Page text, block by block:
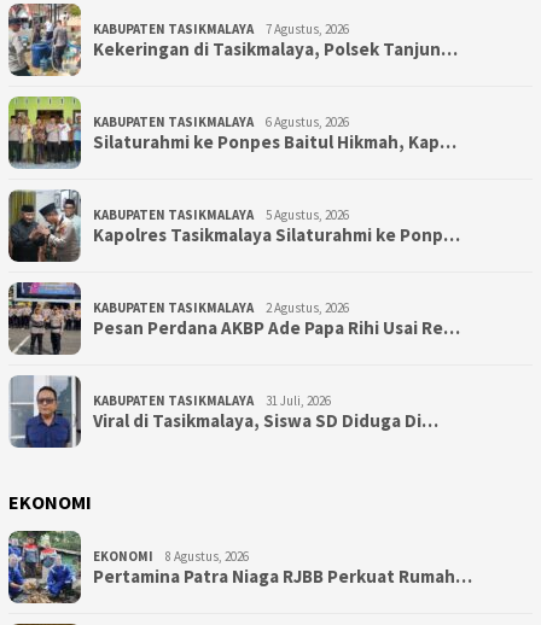
KABUPATEN TASIKMALAYA 7 Agustus, 2026
Kekeringan di Tasikmalaya, Polsek Tanjun…
KABUPATEN TASIKMALAYA 6 Agustus, 2026
Silaturahmi ke Ponpes Baitul Hikmah, Kap…
KABUPATEN TASIKMALAYA 5 Agustus, 2026
Kapolres Tasikmalaya Silaturahmi ke Ponp…
KABUPATEN TASIKMALAYA 2 Agustus, 2026
Pesan Perdana AKBP Ade Papa Rihi Usai Re…
KABUPATEN TASIKMALAYA 31 Juli, 2026
Viral di Tasikmalaya, Siswa SD Diduga Di…
EKONOMI
EKONOMI 8 Agustus, 2026
Pertamina Patra Niaga RJBB Perkuat Rumah…